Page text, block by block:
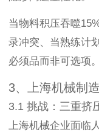
当物料积压吞噬
录冲突、当熟练计
必须品而非可选项
3、上海机械制
3.1 挑战：三重挤
上海机械企业面临